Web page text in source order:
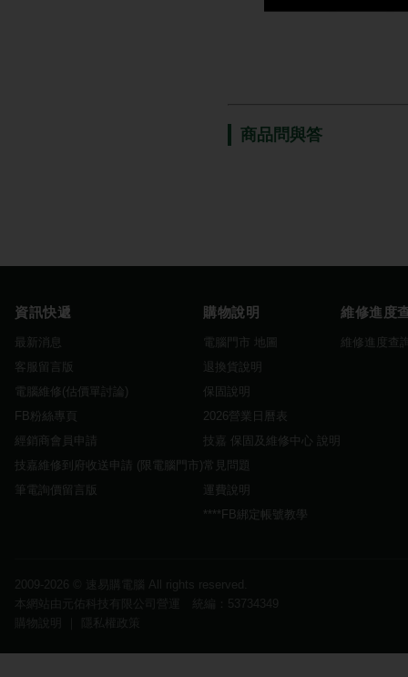
商品問與答
資訊快遞
最新消息
客服留言版
電腦維修(估價單討論)
FB粉絲專頁
經銷商會員申請
技嘉維修到府收送申請 (限電腦門市)
筆電詢價留言版
購物說明
電腦門市 地圖
退換貨說明
保固說明
2026營業日曆表
技嘉 保固及維修中心 說明
常見問題
運費說明
****FB綁定帳號教學
維修進度
維修進度查